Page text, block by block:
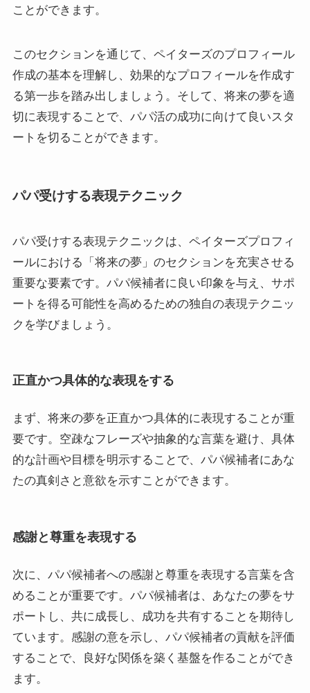
ことができます。
このセクションを通じて、ペイターズのプロフィール
作成の基本を理解し、効果的なプロフィールを作成す
る第一歩を踏み出しましょう。そして、将来の夢を適
切に表現することで、パパ活の成功に向けて良いスタ
ートを切ることができます。
パパ受けする表現テクニック
パパ受けする表現テクニックは、ペイターズプロフィ
ールにおける「将来の夢」のセクションを充実させる
重要な要素です。パパ候補者に良い印象を与え、サポ
ートを得る可能性を高めるための独自の表現テクニッ
クを学びましょう。
正直かつ具体的な表現をする
まず、将来の夢を正直かつ具体的に表現することが重
要です。空疎なフレーズや抽象的な言葉を避け、具体
的な計画や目標を明示することで、パパ候補者にあな
たの真剣さと意欲を示すことができます。
感謝と尊重を表現する
次に、パパ候補者への感謝と尊重を表現する言葉を含
めることが重要です。パパ候補者は、あなたの夢をサ
ポートし、共に成長し、成功を共有することを期待し
ています。感謝の意を示し、パパ候補者の貢献を評価
することで、良好な関係を築く基盤を作ることができ
ます。